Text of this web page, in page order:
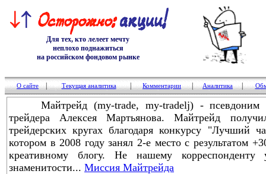
Для тех, кто лелеет мечту
неплохо поднажиться
на российском фондовом рынке
О сайте Текущая аналитика Комментарии Аналитика
Майтрейд (my-trade, my-tradelj) - псевдоним
трейдера Алексея Мартьянова. Майтрейд
трейдерских кругах благодаря конкурсу "Лучший
котором в 2008 году занял 2-е место с результатом
креативному блогу. Не нашему корреспонденту
знаменитости... Миссия Майтрейда